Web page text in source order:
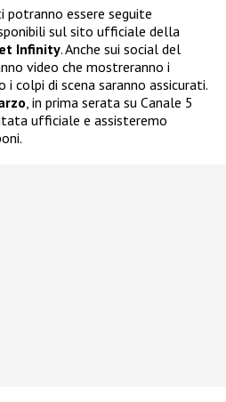
potranno essere seguite
sul sito ufficiale della
Infinity. Anche sui social del
video che mostreranno i
colpi di scena saranno assicurati.
, in prima serata su Canale 5
ufficiale e assisteremo